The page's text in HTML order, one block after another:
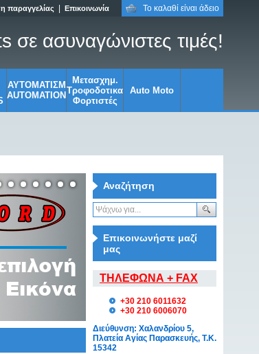
Το καλαθί είναι άδειο
παραγγελίας Επικοινωνία
σε ασυναγώνιστες τιμές!
ΑΥΤΟΜΑΤΙΣΜ
AUTOMATION
Μετασχημ.
Τροφοδοτικα
Φορτιστές
Auto Moto
Αναζήτηση
Επικοινωνήστε μαζί
μας
ΤΗΛΕΦΩΝΑ + FAX
+30 210 6011632
+30 210 6006070
Διεύθυνση: Χαλανδρίου 5,
Πλατεία Αγίας Παρασκευής, Τ.Κ.
15342